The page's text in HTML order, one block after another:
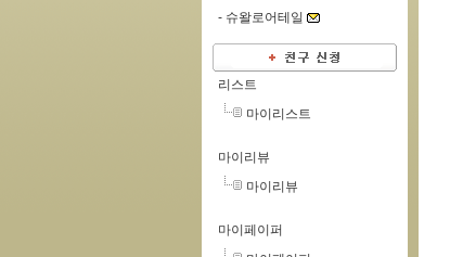
- 슈왈로어테일
리스트
마이리스트
마이리뷰
마이리뷰
마이페이퍼